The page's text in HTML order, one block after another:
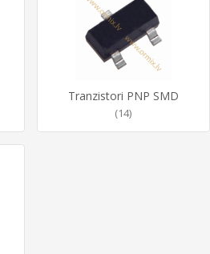
Tranzistori PNP SMD
(14)